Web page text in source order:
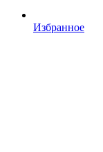
Избранное